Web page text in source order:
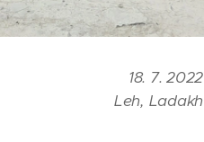
18. 7. 2022
Leh, Ladakh